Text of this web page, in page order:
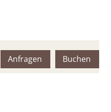
Buchen
Anfragen